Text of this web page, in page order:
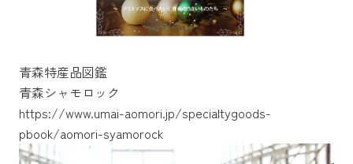
青森特産品図鑑
青森シャモロック
https://www.umai-aomori.jp/specialtygoods-
pbook/aomori-syamorock
https://www.umai-aomori.jp/specialtygoods-
pbook/chicken